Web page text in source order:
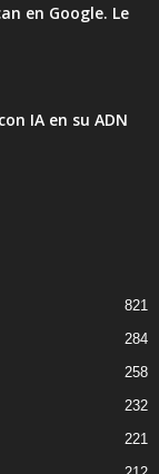
en Google. Le
IA en su ADN
821
284
258
232
221